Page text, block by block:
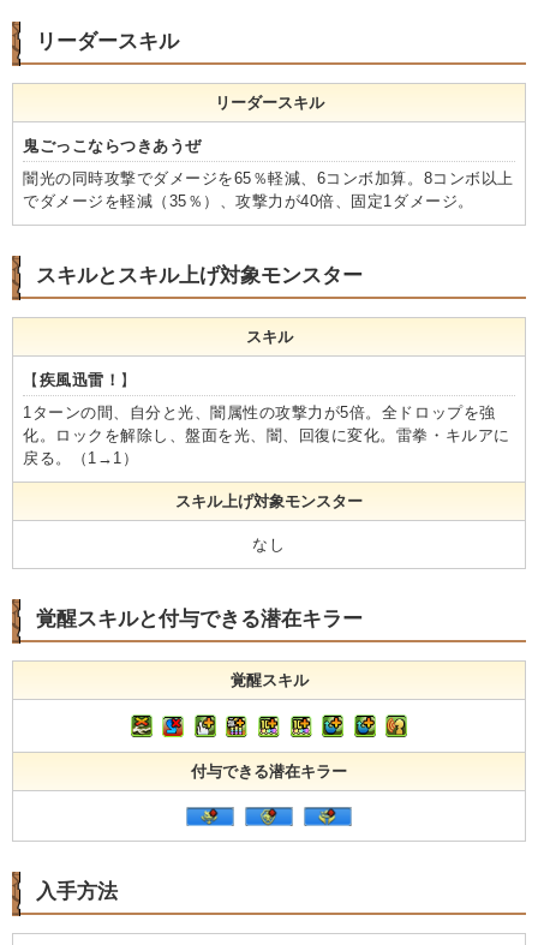
リーダースキル
リーダースキル
鬼ごっこならつきあうぜ
闇光の同時攻撃でダメージを65％軽減、6コンボ加算。8コンボ以上
でダメージを軽減（35％）、攻撃力が40倍、固定1ダメージ。
スキルとスキル上げ対象モンスター
スキル
【 疾風迅雷！ 】
1ターンの間、自分と光、闇属性の攻撃力が5倍。全ドロップを強
化。ロックを解除し、盤面を光、闇、回復に変化。雷拳・キルアに
戻る。（1→1）
スキル上げ対象モンスター
なし
覚醒スキルと付与できる潜在キラー
覚醒スキル
付与できる潜在キラー
入手方法